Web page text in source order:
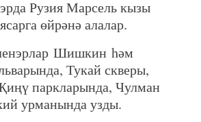
Рузия Марсель кызы
өйрәнә алалар.
Шишкин һәм
Тукай скверы,
паркларында, Чулман
урманында узды.